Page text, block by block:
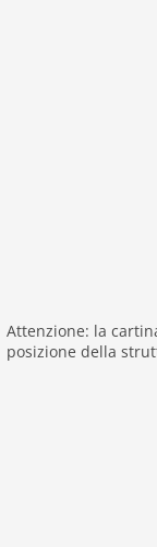
Attenzione: la
posizione della